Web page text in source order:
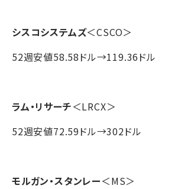
シスコシステムズ＜CSCO＞
52週安値58.58ドル→119.36ドル
ラム・リサーチ＜LRCX＞
52週安値72.59ドル→302ドル
モルガン・スタンレー＜MS＞